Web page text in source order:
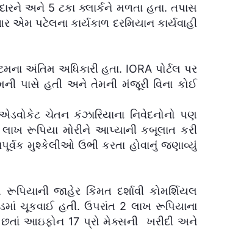
અને 5 ટકા ક્લાર્કને મળતા હતા. તપાસ
પટેલના કાર્યકાળ દરમિયાન કાર્યવાહી
અંતિમ અધિકારી હતા. IORA પોર્ટલ પર
પાસે હતી અને તેમની મંજૂરી વિના કોઈ
ચેતન કંઝારિયાના નિવેદનોનો પણ
રૂપિયા મોરીને આપ્યાની કબૂલાત કરી
મુશ્કેલીઓ ઉભી કરતા હોવાનું જણાવ્યું
જાહેર કિંમત દર્શાવી કોમર્શિયલ
ચૂકવાઈ હતી. ઉપરાંત 2 લાખ રૂપિયાના
છતાં આઇફોન 17 પ્રો મેક્સની ખરીદી અને